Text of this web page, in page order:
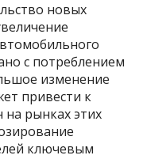
новых
с потреблением
изменение
привести к
рынках этих
ключевым